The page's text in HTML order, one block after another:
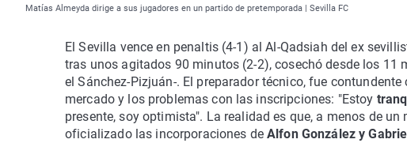
Matías Almeyda dirige a sus jugadores en un partido de pretemporada | Sevilla FC
El Sevilla vence en penaltis (4-1) al Al-Qadsiah del ex
tras unos agitados 90 minutos (2-2), cosechó desde los 11
el Sánchez-Pizjuán-. El preparador técnico, fue
mercado y los problemas con las inscripciones: "Estoy
presente, soy optimista". La realidad es que, a menos de
oficializado las incorporaciones deAlfon González y